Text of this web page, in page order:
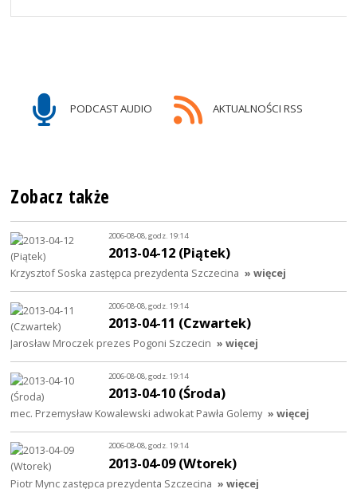
PODCAST AUDIO AKTUALNOŚCI RSS
Zobacz także
2006-08-08, godz. 19:14
2013-04-12 (Piątek)
Krzysztof Soska zastępca prezydenta Szczecina » więcej
2006-08-08, godz. 19:14
2013-04-11 (Czwartek)
Jarosław Mroczek prezes Pogoni Szczecin » więcej
2006-08-08, godz. 19:14
2013-04-10 (Środa)
mec. Przemysław Kowalewski adwokat Pawła Golemy » więcej
2006-08-08, godz. 19:14
2013-04-09 (Wtorek)
Piotr Mync zastępca prezydenta Szczecina » więcej